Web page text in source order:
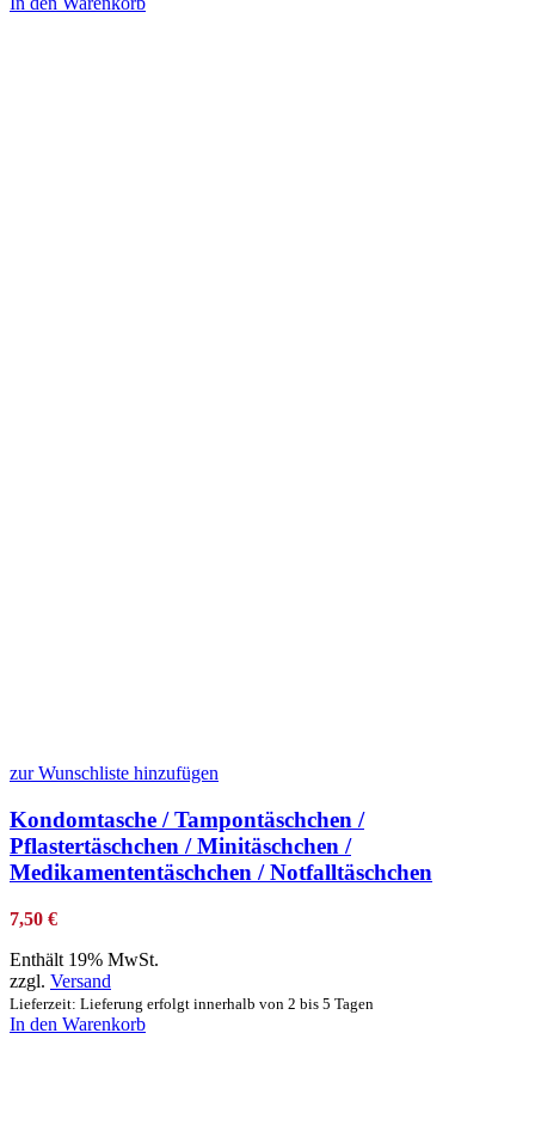
zur Wunschliste hinzufügen
Kondomtasche / Tampontäschchen /
Pflastertäschchen / Minitäschchen /
Medikamententäschchen / Notfalltäschchen
7,50 €
Enthält 19% MwSt.
zzgl. Versand
Lieferzeit: Lieferung erfolgt innerhalb von 2 bis 5 Tagen
In den Warenkorb